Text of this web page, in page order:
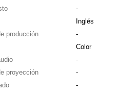
-
Inglés
producción
-
Color
-
proyección
-
-